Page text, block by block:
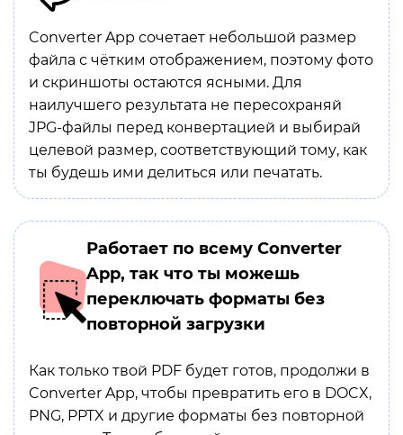
Converter App сочетает небольшой размер
файла с чётким отображением, поэтому фото
и скриншоты остаются ясными. Для
наилучшего результата не пересохраняй
JPG-файлы перед конвертацией и выбирай
целевой размер, соответствующий тому, как
ты будешь ими делиться или печатать.
Работает по всему Converter
App, так что ты можешь
переключать форматы без
повторной загрузки
Как только твой PDF будет готов, продолжи в
Converter App, чтобы превратить его в DOCX,
PNG, PPTX и другие форматы без повторной